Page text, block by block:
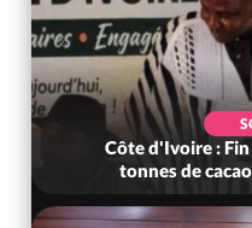
Côte d'Ivoire :
tonnes de